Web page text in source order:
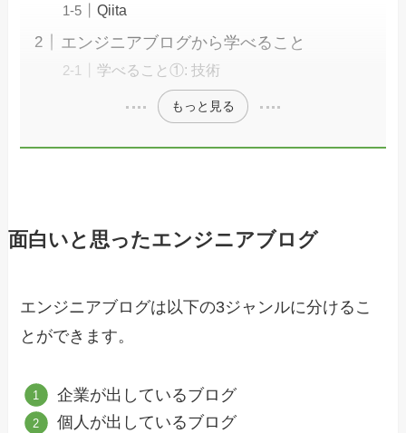
Qiita
エンジニアブログから学べること
学べること①: 技術
もっと見る
面白いと思ったエンジニアブログ
エンジニアブログは以下の3ジャンルに分けるこ
とができます。
企業が出しているブログ
個人が出しているブログ